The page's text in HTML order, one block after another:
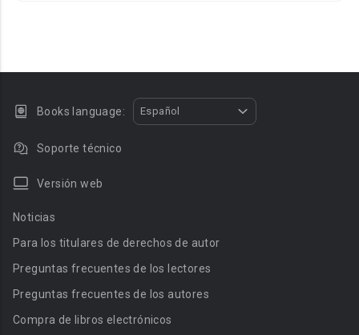
Books language: Español
Soporte técnico
Versión web
Noticias
Para los titulares de derechos de autor
Preguntas frecuentes de los lectores
Preguntas frecuentes de los autores
Compra de libros electrónicos